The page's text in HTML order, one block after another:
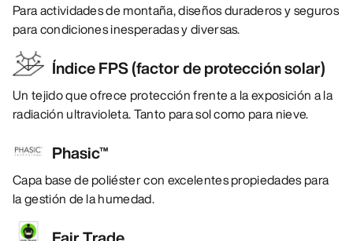
Para actividades de montaña, diseños duraderos y seguros
para condiciones inesperadas y diversas.
Índice FPS (factor de protección solar)
Un tejido que ofrece protección frente a la exposición a la
radiación ultravioleta. Tanto para sol como para nieve.
Phasic™
Capa base de poliéster con excelentes propiedades para
la gestión de la humedad.